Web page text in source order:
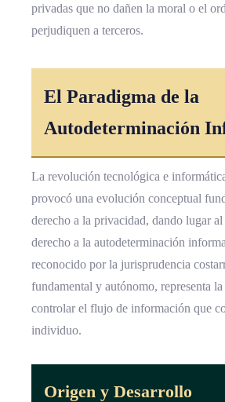
privadas que no dañen la moral o el
perjudiquen a terceros.
El Paradigma de la
Autodeterminación
La revolución tecnológica e
provocó una evolución conceptual
derecho a la privacidad, dando lugar
derecho a la autodeterminación
reconocido por la jurisprudencia
fundamental y autónomo, representa
controlar el flujo de información que
individuo.
Origen y Desarrollo